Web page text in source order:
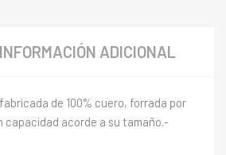
INFORMACIÓN ADICIONAL
de 100% cuero, forrada por
capacidad acorde a su tamaño.-